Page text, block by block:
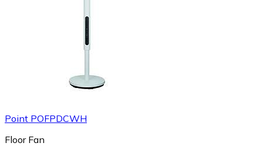
Point POFPDCWH
Floor Fan